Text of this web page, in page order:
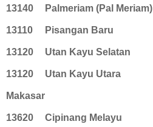
13140 Palmeriam (Pal Meriam)
13110 Pisangan Baru
13120 Utan Kayu Selatan
13120 Utan Kayu Utara
Makasar
13620 Cipinang Melayu